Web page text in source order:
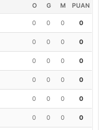
O G M PUAN
0 0 0 0
0 0 0 0
0 0 0 0
0 0 0 0
0 0 0 0
0 0 0 0